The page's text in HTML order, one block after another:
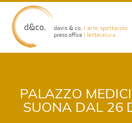
content
PALAZZO
SUONA DAL 26